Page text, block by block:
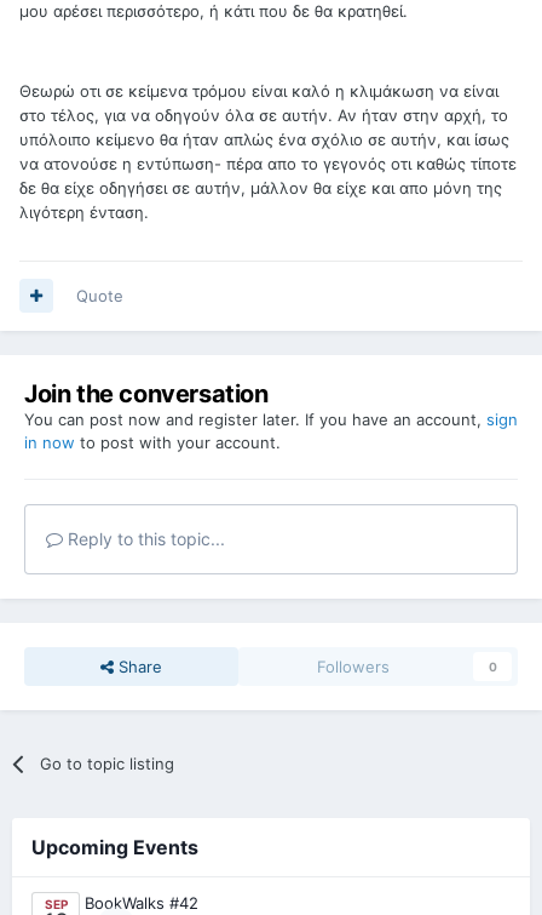
μου αρέσει περισσότερο, ή κάτι που δε θα κρατηθεί.
Θεωρώ οτι σε κείμενα τρόμου είναι καλό η κλιμάκωση να είναι
στο τέλος, για να οδηγούν όλα σε αυτήν. Αν ήταν στην αρχή, το
υπόλοιπο κείμενο θα ήταν απλώς ένα σχόλιο σε αυτήν, και ίσως
να ατονούσε η εντύπωση- πέρα απο το γεγονός οτι καθώς τίποτε
δε θα είχε οδηγήσει σε αυτήν, μάλλον θα είχε και απο μόνη της
λιγότερη ένταση.
Quote
Join the conversation
You can post now and register later. If you have an account, sign
in now to post with your account.
Reply to this topic...
Share Followers 0
Go to topic listing
Upcoming Events
SEP BookWalks #42